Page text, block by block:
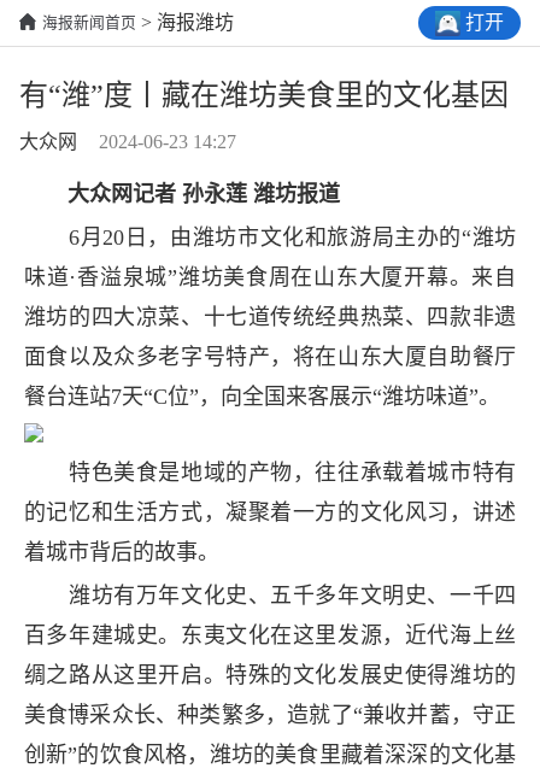
海报新闻首页 > 海报潍坊 打开
有“潍”度丨藏在潍坊美食里的文化基因
大众网 2024-06-23 14:27
大众网记者 孙永莲 潍坊报道
6月20日，由潍坊市文化和旅游局主办的“潍坊
味道·香溢泉城”潍坊美食周在山东大厦开幕。来自
潍坊的四大凉菜、十七道传统经典热菜、四款非遗
面食以及众多老字号特产，将在山东大厦自助餐厅
餐台连站7天“C位”，向全国来客展示“潍坊味道”。
特色美食是地域的产物，往往承载着城市特有
的记忆和生活方式，凝聚着一方的文化风习，讲述
着城市背后的故事。
潍坊有万年文化史、五千多年文明史、一千四
百多年建城史。东夷文化在这里发源，近代海上丝
绸之路从这里开启。特殊的文化发展史使得潍坊的
美食博采众长、种类繁多，造就了“兼收并蓄，守正
创新”的饮食风格，潍坊的美食里藏着深深的文化基